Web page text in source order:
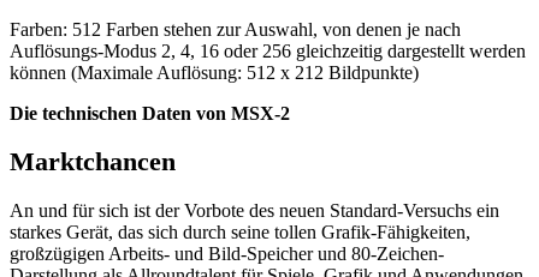
Farben: 512 Farben stehen zur Auswahl, von denen je nach
Auflösungs-Modus 2, 4, 16 oder 256 gleichzeitig dargestellt werden
können (Maximale Auflösung: 512 x 212 Bildpunkte)
Die technischen Daten von MSX-2
Marktchancen
An und für sich ist der Vorbote des neuen Standard-Versuchs ein
starkes Gerät, das sich durch seine tollen Grafik-Fähigkeiten,
großzügigen Arbeits- und Bild-Speicher und 80-Zeichen-